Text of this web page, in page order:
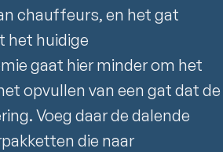
chauffeurs, en het gat
het huidige
gaat hier minder om het
opvullen van een gat dat de
Voeg daar de dalende
die naar